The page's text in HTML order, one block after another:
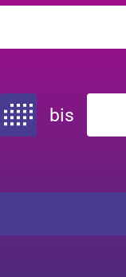
Zeitraum von
bis